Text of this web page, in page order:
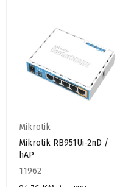
Mikrotik
Mikrotik RB951Ui-2nD /
hAP
11962